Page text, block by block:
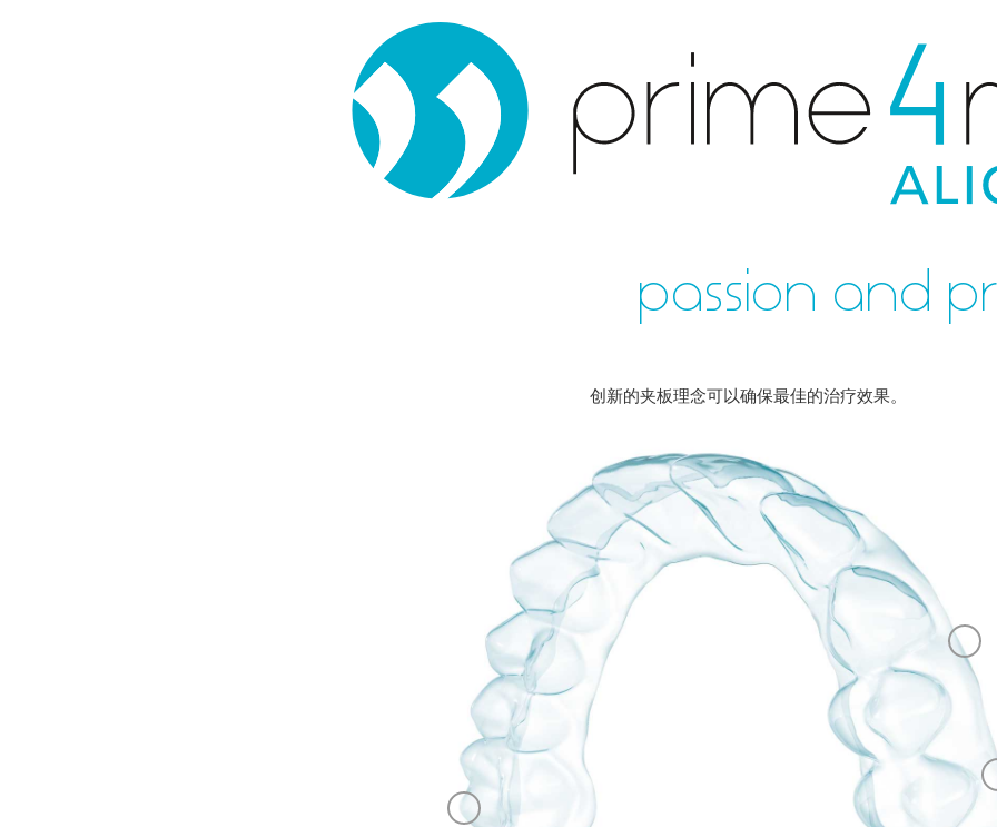
passion and
创新的夹板理念可以确保最佳的治疗效果。